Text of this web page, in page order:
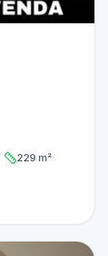
229 m²